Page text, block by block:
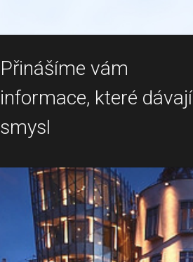
Přinášíme vám
informace, které dávají
smysl